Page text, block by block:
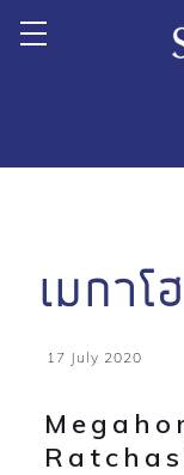
เมกา
17 July 2020
Export +
Store